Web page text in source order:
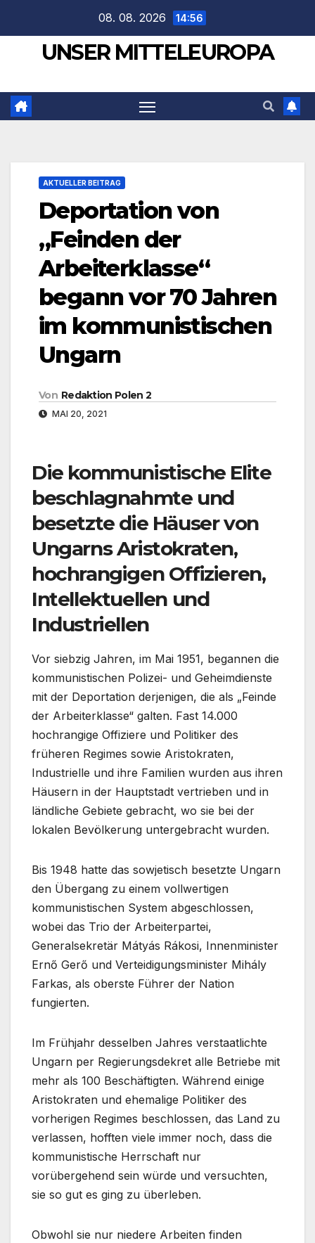
springen
08. 08. 2026 14:56
UNSER MITTELEUROPA
AKTUELLER BEITRAG
Deportation von
„Feinden der
Arbeiterklasse“
begann vor 70 Jahren
im kommunistischen
Ungarn
Von Redaktion Polen 2
MAI 20, 2021
Die kommunistische Elite
beschlagnahmte und
besetzte die Häuser von
Ungarns Aristokraten,
hochrangigen Offizieren,
Intellektuellen und
Industriellen
Vor siebzig Jahren, im Mai 1951, begannen die
kommunistischen Polizei- und Geheimdienste
mit der Deportation derjenigen, die als „Feinde
der Arbeiterklasse“ galten. Fast 14.000
hochrangige Offiziere und Politiker des
früheren Regimes sowie Aristokraten,
Industrielle und ihre Familien wurden aus ihren
Häusern in der Hauptstadt vertrieben und in
ländliche Gebiete gebracht, wo sie bei der
lokalen Bevölkerung untergebracht wurden.
Bis 1948 hatte das sowjetisch besetzte Ungarn
den Übergang zu einem vollwertigen
kommunistischen System abgeschlossen,
wobei das Trio der Arbeiterpartei,
Generalsekretär Mátyás Rákosi, Innenminister
Ernő Gerő und Verteidigungsminister Mihály
Farkas, als oberste Führer der Nation
fungierten.
Im Frühjahr desselben Jahres verstaatlichte
Ungarn per Regierungsdekret alle Betriebe mit
mehr als 100 Beschäftigten. Während einige
Aristokraten und ehemalige Politiker des
vorherigen Regimes beschlossen, das Land zu
verlassen, hofften viele immer noch, dass die
kommunistische Herrschaft nur
vorübergehend sein würde und versuchten,
sie so gut es ging zu überleben.
Obwohl sie nur niedere Arbeiten finden